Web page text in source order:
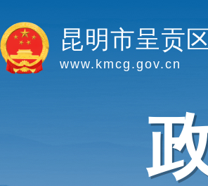
昆明市呈贡
www.kmcg.gov.cn